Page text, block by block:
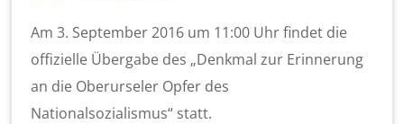
Am 3. September 2016 um 11:00 Uhr findet die
offizielle Übergabe des „Denkmal zur Erinnerung
an die Oberurseler Opfer des
Nationalsozialismus“ statt.